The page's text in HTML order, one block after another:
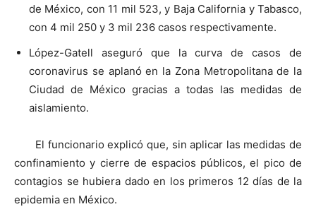
de México, con 11 mil 523, y Baja California y Tabasco,
con 4 mil 250 y 3 mil 236 casos respectivamente.
López-Gatell aseguró que la curva de casos de
coronavirus se aplanó en la Zona Metropolitana de la
Ciudad de México gracias a todas las medidas de
aislamiento.
El funcionario explicó que, sin aplicar las medidas de
confinamiento y cierre de espacios públicos, el pico de
contagios se hubiera dado en los primeros 12 días de la
epidemia en México.